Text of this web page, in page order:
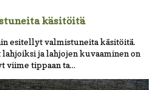
käsitöitä
esitellyt valmistuneita käsitöitä.
lahjoiksi ja lahjojen kuvaaminen on
viime tippaan ta...